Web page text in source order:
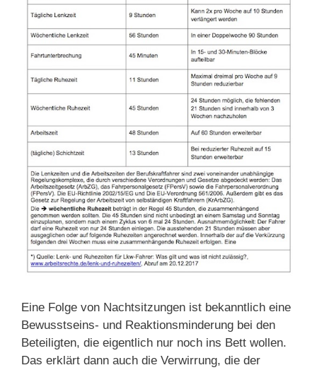
Eine Folge von Nachtsitzungen ist bekanntlich eine
Bewusstseins- und Reaktionsminderung bei den
Beteiligten, die eigentlich nur noch ins Bett wollen.
Das erklärt dann auch die Verwirrung, die der